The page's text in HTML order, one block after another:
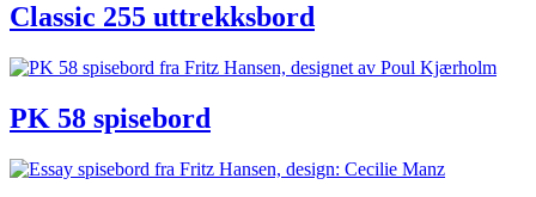
Classic 255 uttrekksbord
PK 58 spisebord